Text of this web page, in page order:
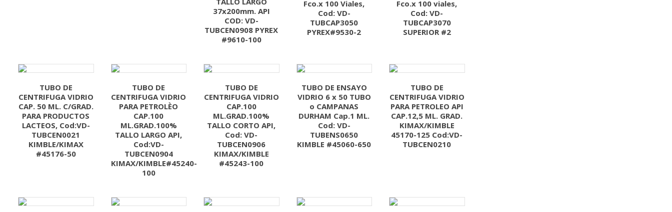
37x200mm. API
COD: VD-
TUBCEN0908 PYREX
#9610-100
Fco.x 100 Viales,
Cod: VD-
TUBCAP3050
PYREX#9530-2
Fco.x 100 viales,
Cod: VD-
TUBCAP3070
SUPERIOR #2
TUBO DE
CENTRIFUGA VIDRIO
CAP. 50 ML. C/GRAD.
PARA PRODUCTOS
LACTEOS, Cod:VD-
TUBCEN0021
KIMBLE/KIMAX
#45176-50
TUBO DE
CENTRIFUGA VIDRIO
PARA PETROLÈO
CAP.100
ML.GRAD.100%
TALLO LARGO API,
Cod:VD-
TUBCEN0904
KIMAX/KIMBLE#45240-
100
TUBO DE
CENTRIFUGA VIDRIO
CAP.100
ML.GRAD.100%
TALLO CORTO API,
Cod: VD-
TUBCEN0906
KIMAX/KIMBLE
#45243-100
TUBO DE ENSAYO
VIDRIO 6 x 50 TUBO
o CAMPANAS
DURHAM Cap.1 ML.
Cod: VD-
TUBENS0650
KIMBLE #45060-650
TUBO DE
CENTRIFUGA VIDRIO
PARA PETROLEO API
CAP.12,5 ML. GRAD.
KIMAX/KIMBLE
45170-125 Cod:VD-
TUBCEN0210